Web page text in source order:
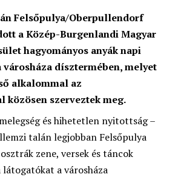
Felsőpulya/Oberpullendorf
a Közép-Burgenlandi Magyar
hagyományos anyák napi
városháza dísztermében, melyet
alkalommal az
közösen szerveztek meg.
és hihetetlen nyitottság –
talán legjobban Felsőpulya
zene, versek és táncok
látogatókat a városháza